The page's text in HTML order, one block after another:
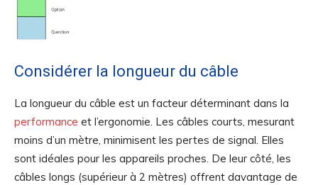
Considérer la longueur du câble
La longueur du câble est un facteur déterminant dans la
performance et l’ergonomie. Les câbles courts, mesurant
moins d’un mètre, minimisent les pertes de signal. Elles
sont idéales pour les appareils proches. De leur côté, les
câbles longs (supérieur à 2 mètres) offrent davantage de